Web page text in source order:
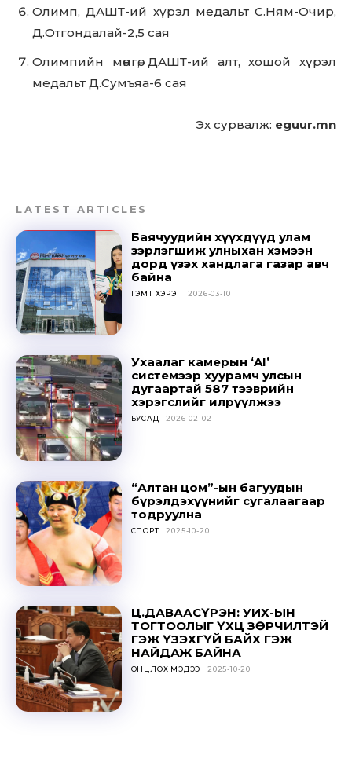
Олимп, ДАШТ-ий хүрэл медальт С.Ням-Очир,
Д.Отгондалай-2,5 сая
Олимпийн мөнгө, ДАШТ-ий алт, хошой хүрэл
медальт Д.Сумъяа-6 сая
Эх сурвалж: eguur.mn
LATEST ARTICLES
Баячуудийн хүүхдүүд улам
зэрлэгшиж улныхан хэмээн
дорд үзэх хандлага газар авч
байна
ГЭМТ ХЭРЭГ 2026-03-10
Ухаалаг камерын ‘AI’
системээр хуурамч улсын
дугаартай 587 тээврийн
хэрэгслийг илрүүлжээ
БУСАД 2026-02-02
“Алтан цом”-ын багуудын
бүрэлдэхүүнийг сугалаагаар
тодруулна
СПОРТ 2025-10-20
Ц.ДАВААСҮРЭН: УИХ-ЫН
ТОГТООЛЫГ ҮХЦ ЗӨРЧИЛТЭЙ
ГЭЖ ҮЗЭХГҮЙ БАЙХ ГЭЖ
НАЙДАЖ БАЙНА
ОНЦЛОХ МЭДЭЭ 2025-10-20